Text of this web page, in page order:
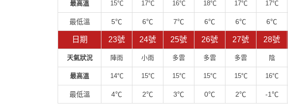
最高溫 15℃ 17℃ 16℃ 18℃ 17℃ 17℃
最低溫 5℃ 6℃ 7℃ 6℃ 6℃ 6℃
日期 23號 24號 25號 26號 27號 28號
天氣狀況 陣雨 小雨 多雲 多雲 多雲 陰
最高溫 14℃ 15℃ 15℃ 15℃ 15℃ 16℃
最低溫 4℃ 2℃ 3℃ 0℃ 2℃ -1℃